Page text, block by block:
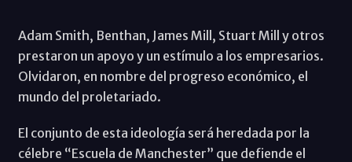
Adam Smith, Benthan, James Mill, Stuart Mill y otros
prestaron un apoyo y un estímulo a los empresarios.
Olvidaron, en nombre del progreso económico, el
mundo del proletariado.
El conjunto de esta ideología será heredada por la
célebre “Escuela de Manchester” que defiende el